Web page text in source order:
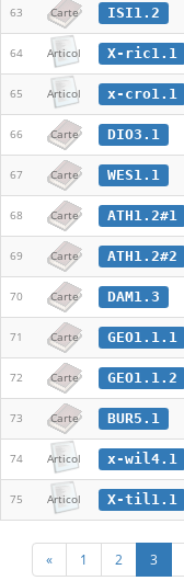
63 Carte ISI1.2
64 Articol X-ric1.1
65 Articol x-cro1.1
66 Carte DIO3.1
67 Carte WES1.1
68 Carte ATH1.2#1
69 Carte ATH1.2#2
70 Carte DAM1.3
71 Carte GEO1.1.1
72 Carte GEO1.1.2
73 Carte BUR5.1
74 Articol x-wil4.1
75 Articol X-til1.1
« 1 2 3